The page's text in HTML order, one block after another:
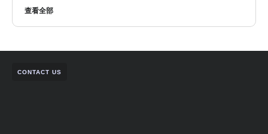
查看全部
CONTACT US